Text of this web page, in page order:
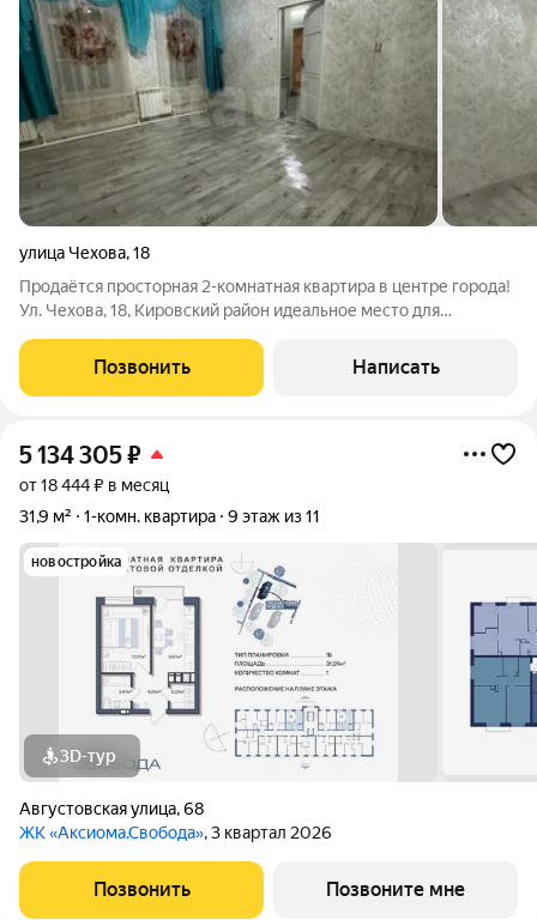
улица Чехова,18
Продаётся просторная 2-комнатная квартира в центре города!
Ул. Чехова, 18, Кировский район идеальное место для
Площадь: 54 кв. м, потолки выше 3,5 м. - Состояние: свежий
косметический ремонт,
Позвонить Написать
5 134 305₽
от 18 444 ₽ в месяц
31,9 м²
1-комн. квартира 9 этаж из 11
новостройка
3D-тур
Августовская улица,68
ЖК «Аксиома.Свобода», 3 квартал 2026
Позвонить Позвоните мне